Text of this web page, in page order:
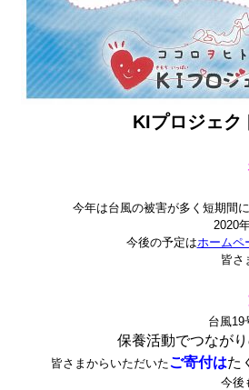
KIプロジェク
今年は台風の被害が多く短期間
2020
今後の予定はホームペ
皆さ
台風19
保養活動でつなが
皆さまからいただいたご寄付はた
今後